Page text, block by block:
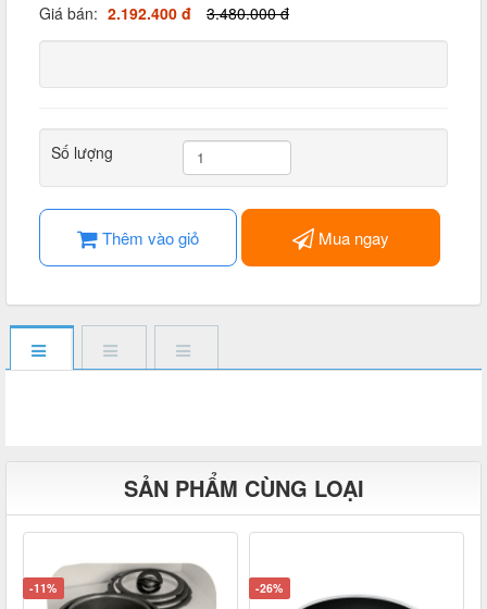
Giá bán: 2.192.400 đ 3.480.000 đ
Số lượng
Thêm vào giỏ Mua ngay
SẢN PHẨM CÙNG LOẠI
-11% -26%